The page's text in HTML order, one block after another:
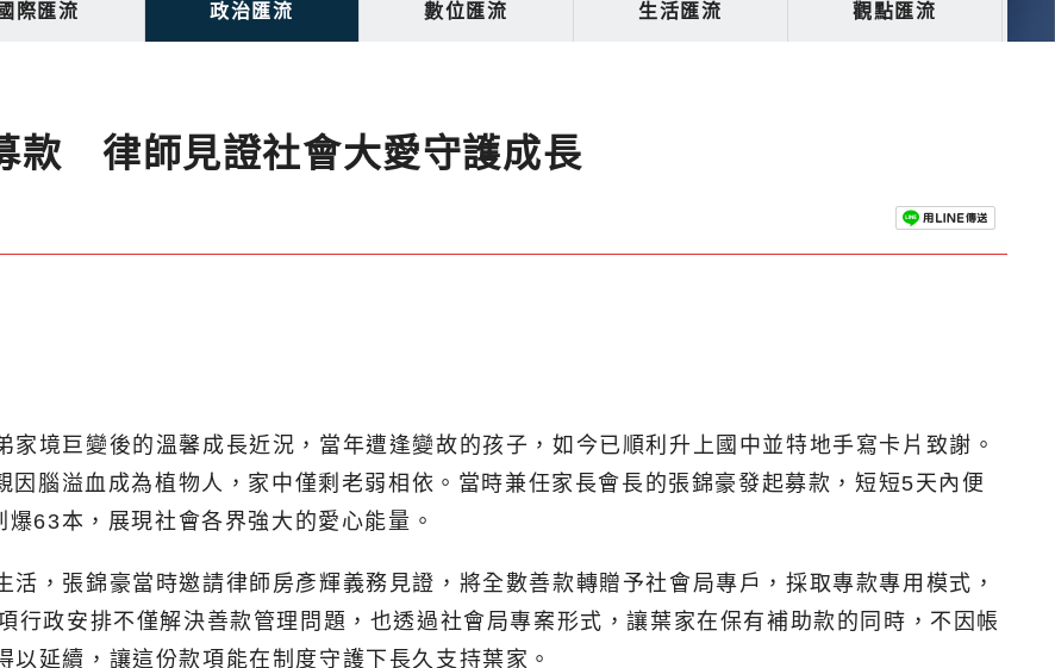
國際匯流 政治匯流 數位匯流 生活匯流 觀點匯流
款 律師見證社會大愛守護成長
境巨變後的溫馨成長近況，當年遭逢變故的孩子，如今已順利升上國中並特地手寫卡片致謝。
腦溢血成為植物人，家中僅剩老弱相依。當時兼任家長會長的張錦豪發起募款，短短5天內便
63本，展現社會各界強大的愛心能量。
，張錦豪當時邀請律師房彥輝義務見證，將全數善款轉贈予社會局專戶，採取專款專用模式，
行政安排不僅解決善款管理問題，也透過社會局專案形式，讓葉家在保有補助款的同時，不因帳
延續，讓這份款項能在制度守護下長久支持葉家。